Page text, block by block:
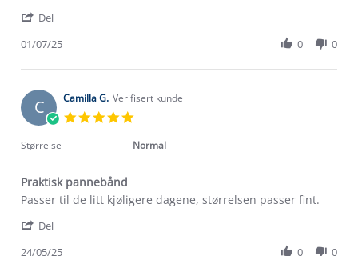
B.
1
2025
Del
Turid
on
1
Jul
01/07/25 0 0
C Camilla G. Verifisert kunde
rating
Størrelse Normal
Praktisk pannebånd
Review
Camilla
review
Praktisk
Passer til de litt kjøligere dagene, størrelsen passer fint.
Del
24/05/25 0 0